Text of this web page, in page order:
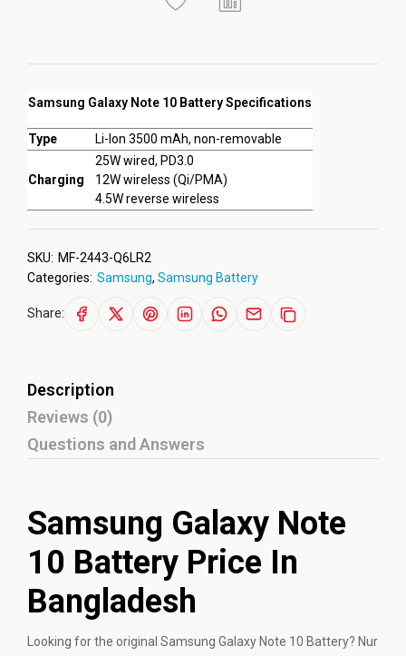
Samsung Galaxy Note 10 Battery Specifications
Type Li-Ion 3500 mAh, non-removable
Charging
25W wired, PD3.0
12W wireless (Qi/PMA)
4.5W reverse wireless
SKU: MF-2443-Q6LR2
Categories: Samsung, Samsung Battery
Share:
Description
Reviews (0)
Questions and Answers
Samsung Galaxy Note
10 Battery Price In
Bangladesh
Looking for the original Samsung Galaxy Note 10 Battery? Nur